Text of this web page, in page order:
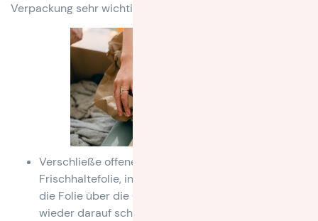
Verpackung sehr wichtig.
Verschließe offene Flaschen und Putzmittel mit
Frischhaltefolie, indem Du den Deckel abschraubst,
die Folie über die Öffnung spannst und den Deckel
wieder darauf schraubst, um sie auslaufsicher zu